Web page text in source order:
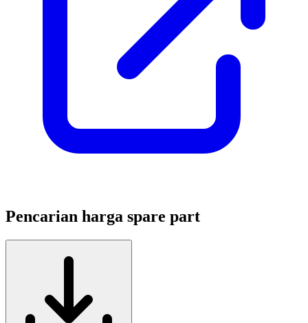
Pencarian harga spare part